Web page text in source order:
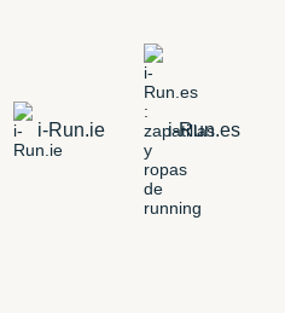
i-Run.ie i-Run.es